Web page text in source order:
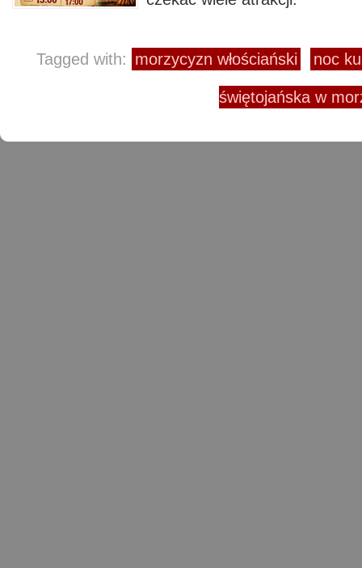
Tagged with: morzycyzn włościański noc
świętojańska w